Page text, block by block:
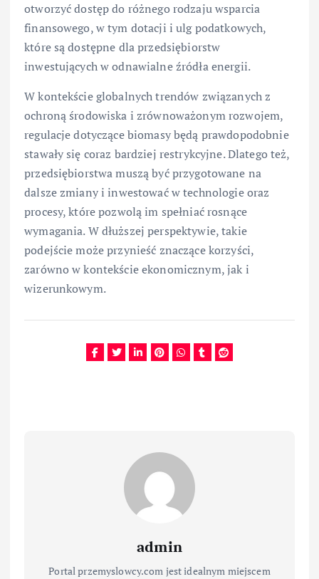
otworzyć dostęp do różnego rodzaju wsparcia
finansowego, w tym dotacji i ulg podatkowych,
które są dostępne dla przedsiębiorstw
inwestujących w odnawialne źródła energii.
W kontekście globalnych trendów związanych z
ochroną środowiska i zrównoważonym rozwojem,
regulacje dotyczące biomasy będą prawdopodobnie
stawały się coraz bardziej restrykcyjne. Dlatego też,
przedsiębiorstwa muszą być przygotowane na
dalsze zmiany i inwestować w technologie oraz
procesy, które pozwolą im spełniać rosnące
wymagania. W dłuższej perspektywie, takie
podejście może przynieść znaczące korzyści,
zarówno w kontekście ekonomicznym, jak i
wizerunkowym.
admin
Portal przemyslowcy.com jest idealnym miejscem